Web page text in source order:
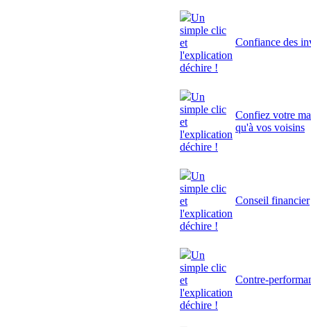
Un
simple clic
et
l'explication
déchire !
Confiance des
Un
simple clic
et
l'explication
déchire !
Confiez votre
qu'à vos voisins
Un
simple clic
et
l'explication
déchire !
Conseil financier
Un
simple clic
et
l'explication
déchire !
Contre-